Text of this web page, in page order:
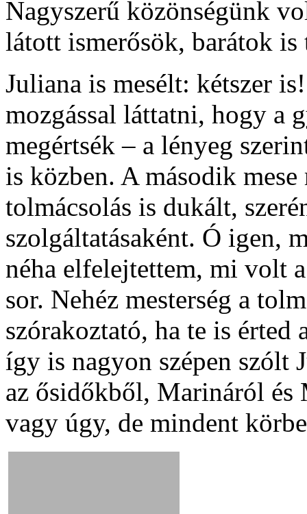
Nagyszerű közönségünk
látott ismerősök, barátok
Juliana is mesélt: kétszer
mozgással láttatni, hogy a
megértsék – a lényeg
is közben. A második
tolmácsolás is dukált,
szolgáltatásaként. Ó igen,
néha elfelejtettem, mi volt
sor. Nehéz mesterség a
szórakoztató, ha te is érted
így is nagyon szépen szólt
az ősidőkből, Marináról
vagy úgy, de mindent